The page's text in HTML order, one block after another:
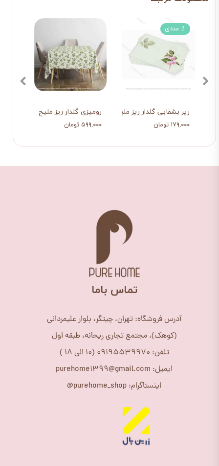
زیر بشقابی گلدار شال مبل گلدار ریز ملیح گلدار ریز
​تماس باما
آدرس فروشگاه: تهران، چیتگر، بلوار علیمردانی
(کوهک)، مجتمع تجاری ریحانه، طبقه اول
تلفن: 09195539970 (10 الی 18 )
ایمیل: purehome1399@gmail.com
اینستاگرام: purehome_shop@